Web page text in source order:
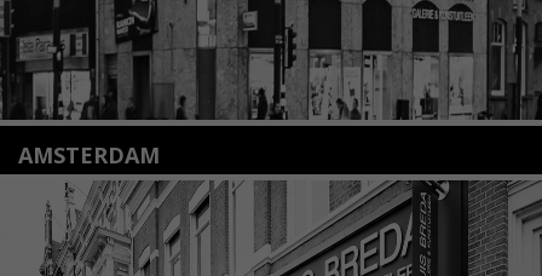
AMSTERDAM
Amstelveenseweg 135
1075 VX Amsterdam
+31 (0)20 2332546
info@kunsthuisamsterdam.nl